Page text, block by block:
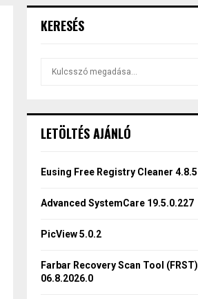
KERESÉS
h
o
LETÖLTÉS AJÁNLÓ
Eusing Free Registry Cleaner 4.8.5
Advanced SystemCare 19.5.0.227
PicView 5.0.2
Farbar Recovery Scan Tool (FRST)
06.8.2026.0